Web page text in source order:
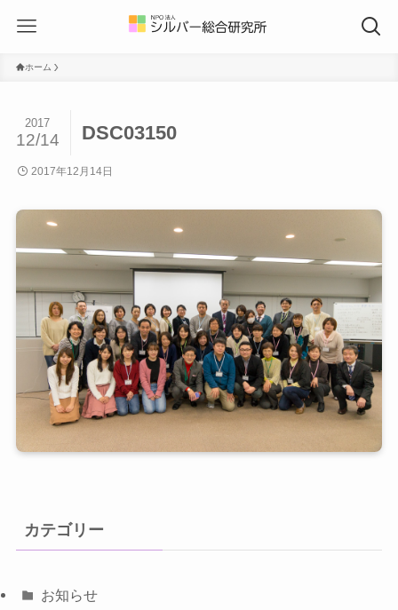
ホーム
DSC03150
2017
12/14
2017年12月14日
カテゴリー
お知らせ